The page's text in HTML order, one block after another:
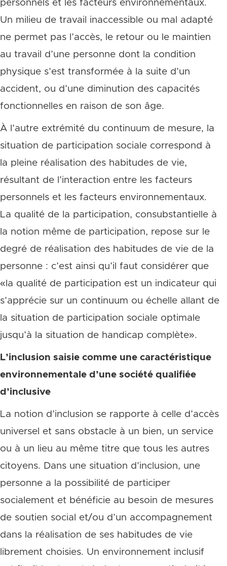
personnels et les facteurs environnementaux.
Un milieu de travail inaccessible ou mal adapté
ne permet pas l’accès, le retour ou le maintien
au travail d’une personne dont la condition
physique s’est transformée à la suite d’un
accident, ou d’une diminution des capacités
fonctionnelles en raison de son âge.
À l’autre extrémité du continuum de mesure, la
situation de participation sociale correspond à
la pleine réalisation des habitudes de vie,
résultant de l’interaction entre les facteurs
personnels et les facteurs environnementaux.
La qualité de la participation, consubstantielle à
la notion même de participation, repose sur le
degré de réalisation des habitudes de vie de la
personne : c’est ainsi qu’il faut considérer que
«la qualité de participation est un indicateur qui
s’apprécie sur un continuum ou échelle allant de
la situation de participation sociale optimale
jusqu’à la situation de handicap complète».
L’inclusion saisie comme une caractéristique
environnementale d’une société qualifiée
d’inclusive
La notion d’inclusion se rapporte à celle d’accès
universel et sans obstacle à un bien, un service
ou à un lieu au même titre que tous les autres
citoyens. Dans une situation d’inclusion, une
personne a la possibilité de participer
socialement et bénéficie au besoin de mesures
de soutien social et/ou d’un accompagnement
dans la réalisation de ses habitudes de vie
librement choisies. Un environnement inclusif